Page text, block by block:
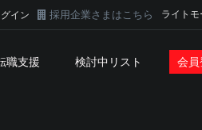
グイン 採用企業さまはこちら ライトモ
職支援 検討中リスト 会員